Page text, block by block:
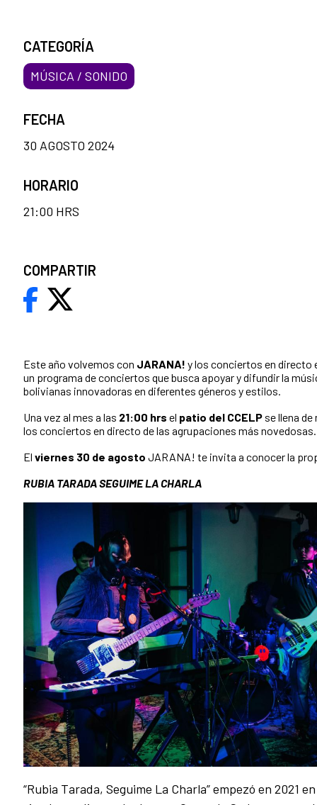
Este año volvemos con JARANA! y los conciertos en directo
un programa de conciertos que busca apoyar y difundir la
bolivianas innovadoras en diferentes géneros y estilos.
Una vez al mes a las 21:00 hrs el patio del CCELP se llena
los conciertos en directo de las agrupaciones más novedosas.
El viernes 30 de agosto JARANA! te invita a conocer la
RUBIA TARADA SEGUIME LA CHARLA
“Rubia Tarada, Seguime La Charla” empezó en 2021
CATEGORÍA
MÚSICA / SONIDO
FECHA
30 AGOSTO 2024
HORARIO
21:00 HRS
COMPARTIR